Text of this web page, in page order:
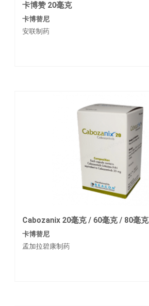
卡博赞 20毫克
卡博替尼
安联制药
Cabozanix 20毫克 / 60毫克 / 80毫克
卡博替尼
孟加拉碧康制药